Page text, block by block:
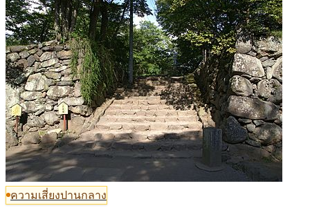
ความเสี่ยงปานกลาง